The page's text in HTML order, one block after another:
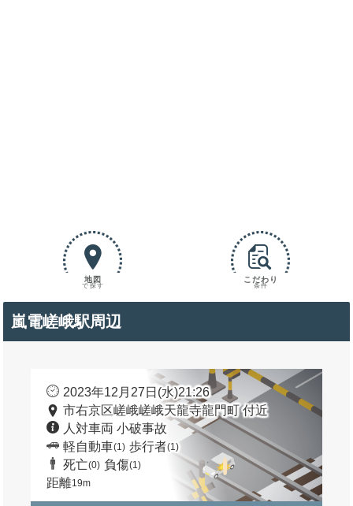
地図
で探す
こだわり
条件
嵐電嵯峨駅周辺
2023年12月27日(水)21:26
市右京区嵯峨嵯峨天龍寺龍門町 付近
人対車両 小破事故
軽自動車(1) 歩行者(1)
死亡(0) 負傷(1)
距離19m